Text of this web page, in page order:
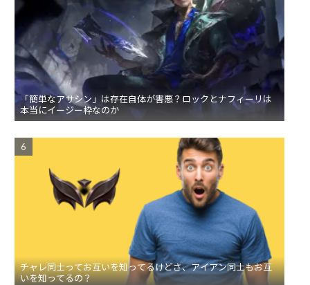
「簡単なアサシン」は存在自体が害悪？ロックとナフィーリは
本当にイージー枠なのか
チャレ同士ってお互いを知ってるけどさ、アイアン同士もお互
いを知ってるの？